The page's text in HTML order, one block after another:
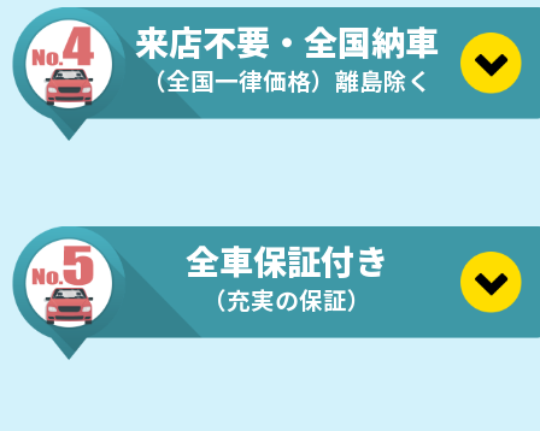
来店不要・全国納車
（全国一律価格）離島除く
全車保証付き
（充実の保証）